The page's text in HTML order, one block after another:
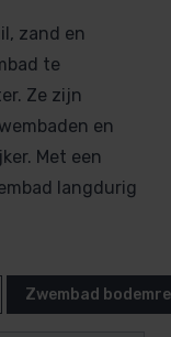
zand en
te
Ze zijn
en
Met een
langdurig
Zwembad